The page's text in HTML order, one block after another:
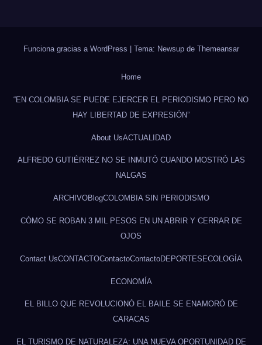
Funciona gracias a WordPress | Tema: Newsup de Themeansar
Home
“EN COLOMBIA SE PUEDE EJERCER EL PERIODISMO PERO NO
HAY LIBERTAD DE EXPRESIÓN”
About UsACTUALIDAD
ALFREDO GUTIÉRREZ NO SE INMUTÓ CUANDO MOSTRÓ LAS
NALGAS
ARCHIVOBlogCOLOMBIA SIN PERIODISMO
CÓMO SE ROBAN 3 MIL PESOS EN UN ABRIR Y CERRAR DE
OJOS
Contact UsCONTACTOContactoContactoDEPORTES ECOLOGÍA
ECONOMÍA
EL BILLO QUE REVOLUCIONÓ EL BAILE SE ENAMORÓ DE
CARACAS
EL TURISMO DE NATURALEZA: UNA NUEVA OPORTUNIDAD DE